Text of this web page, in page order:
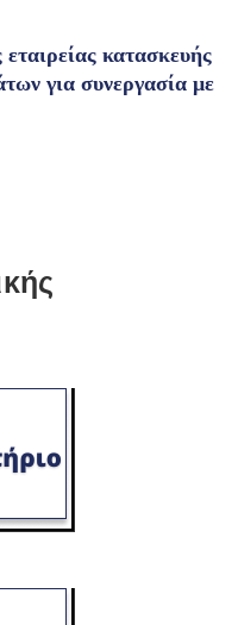
κατασκευής
για συνεργασία με